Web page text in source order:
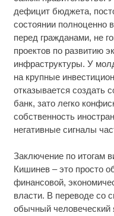
дефицит бюджета,
состоянии полноценно
перед гражданами, не
проектов по развитию
инфраструктуры. У
на крупные
отказывается создать
банк, зато легко
собственность
негативные сигналы
Заключение по итогам
Кишинев – это просто
финансовой,
власти. В переводе со
обычный человеческий